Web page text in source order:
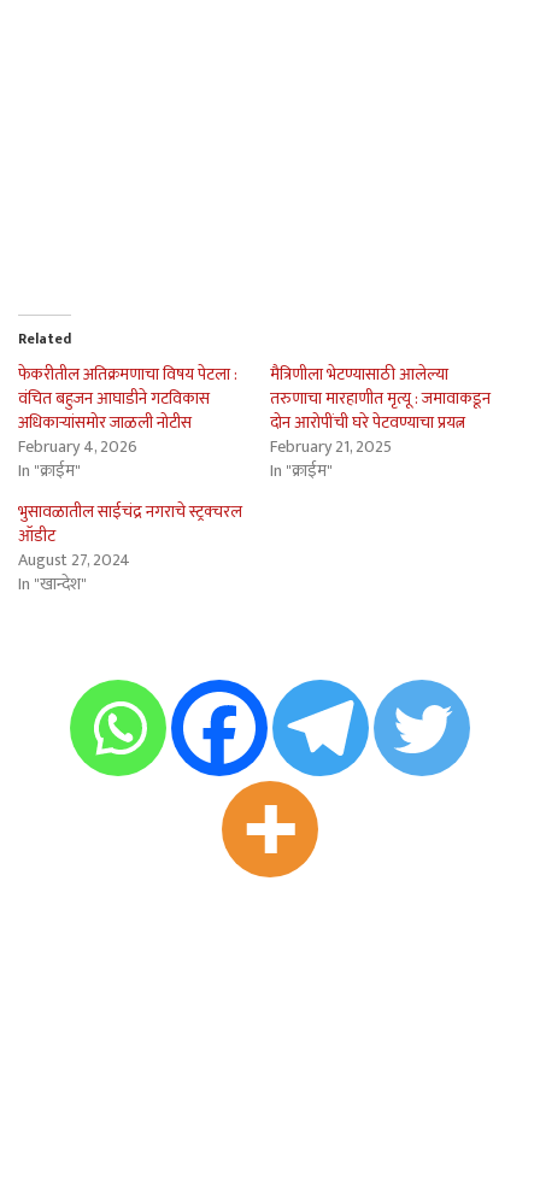
Related
फेकरीतील अतिक्रमणाचा विषय पेटला :
वंचित बहुजन आघाडीने गटविकास
अधिकार्‍यांसमोर जाळली नोटीस
February 4, 2026
In "क्राईम"
मैत्रिणीला भेटण्यासाठी आलेल्या
तरुणाचा मारहाणीत मृत्यू : जमावाकडून
दोन आरोपींची घरे पेटवण्याचा प्रयत्न
February 21, 2025
In "क्राईम"
भुसावळातील साईचंद्र नगराचे स्ट्रक्चरल
ऑडीट
August 27, 2024
In "खान्देश"